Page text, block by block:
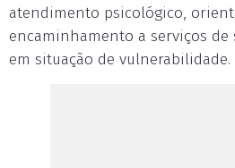
atendimento psicológico,
encaminhamento a serviços de
em situação de vulnerabilidade.